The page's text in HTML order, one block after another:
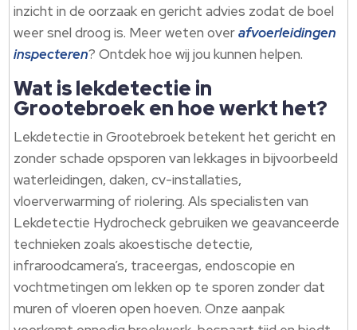
inzicht in de oorzaak en gericht advies zodat de boel
weer snel droog is.​ Meer weten overafvoerleidingen
inspecteren? Ontdek hoe wij jou kunnen helpen.​
Wat is lekdetectie in
Grootebroek en hoe werkt het?
Lekdetectie in Grootebroek betekent het gericht en
zonder schade opsporen van lekkages in bijvoorbeeld
waterleidingen, daken, cv-installaties,
vloerverwarming of riolering.​ Als specialisten van
Lekdetectie Hydrocheck gebruiken we geavanceerde
technieken zoals akoestische detectie,
infraroodcamera’s, traceergas, endoscopie en
vochtmetingen om lekken op te sporen zonder dat
muren of vloeren open hoeven.​ Onze aanpak